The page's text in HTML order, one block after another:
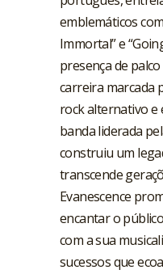
emblemáticos
Immortal” e
presença de
carreira marcada
rock alternativo e
banda liderada
construiu um
transcende
Evanescence
encantar o
com a sua
sucessos que